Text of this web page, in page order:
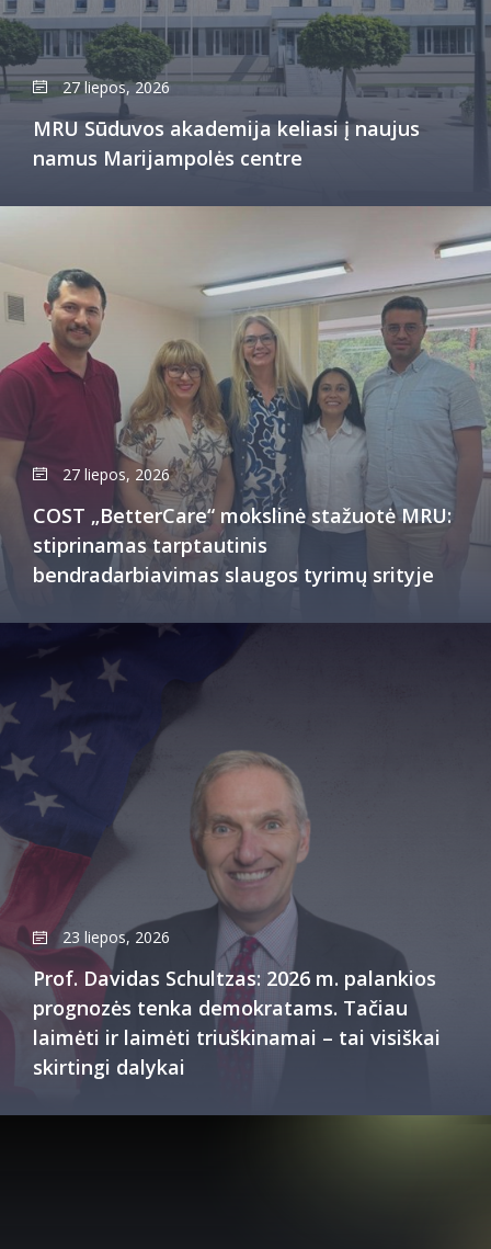
27 liepos, 2026
MRU Sūduvos akademija keliasi į naujus
namus Marijampolės centre
27 liepos, 2026
COST „BetterCare“ mokslinė stažuotė MRU:
stiprinamas tarptautinis
bendradarbiavimas slaugos tyrimų srityje
23 liepos, 2026
Prof. Davidas Schultzas: 2026 m. palankios
prognozės tenka demokratams. Tačiau
laimėti ir laimėti triuškinamai – tai visiškai
skirtingi dalykai